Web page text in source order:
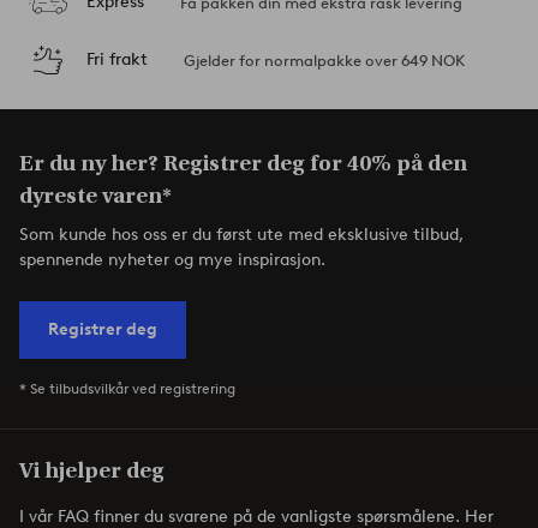
Fri frakt Gjelder for normalpakke over 649 NOK
Er du ny her? Registrer deg for 40% på den
dyreste varen*
Som kunde hos oss er du først ute med eksklusive tilbud,
spennende nyheter og mye inspirasjon.
Registrer deg
* Se tilbudsvilkår ved registrering
Vi hjelper deg
I vår FAQ finner du svarene på de vanligste spørsmålene. Her